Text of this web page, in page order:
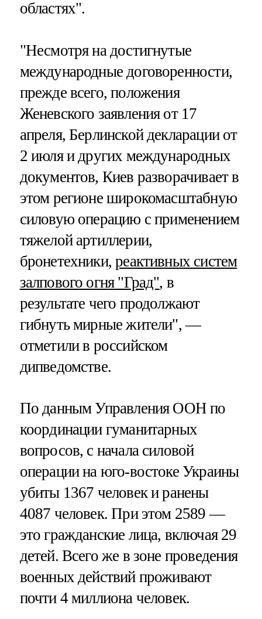
областях".
"Несмотря на достигнутые
международные договоренности,
прежде всего, положения
Женевского заявления от 17
апреля, Берлинской декларации от
2 июля и других международных
документов, Киев разворачивает в
этом регионе широкомасштабную
силовую операцию с применением
тяжелой артиллерии,
бронетехники,реактивных систем
залпового огня "Град", в
результате чего продолжают
гибнуть мирные жители", —
отметили в российском
дипведомстве.
По данным Управления ООН по
координации гуманитарных
вопросов, с начала силовой
операции на юго-востоке Украины
убиты 1367 человек и ранены
4087 человек. При этом 2589 —
это гражданские лица, включая 29
детей. Всего же в зоне проведения
военных действий проживают
почти 4 миллиона человек.